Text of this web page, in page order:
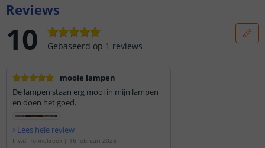
Reviews
10 Gebaseerd op 1 reviews
mooie lampen
De lampen staan erg mooi in mijn lampen
en doen het goed.
Lees hele review
I. v.d. Tonnekreek | 16 februari 2026